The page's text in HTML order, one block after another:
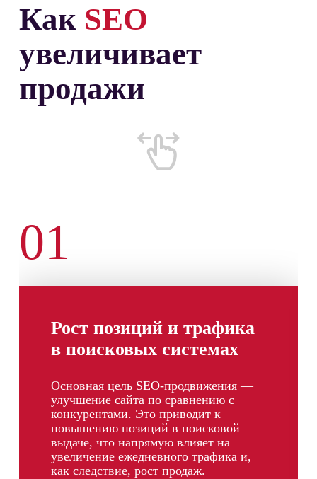
Как SEO
увеличивает
продажи
01
Рост позиций и трафика
в поисковых системах
Основная цель SEO-продвижения —
улучшение сайта по сравнению с
конкурентами. Это приводит к
повышению позиций в поисковой
выдаче, что напрямую влияет на
увеличение ежедневного трафика и,
как следствие, рост продаж.